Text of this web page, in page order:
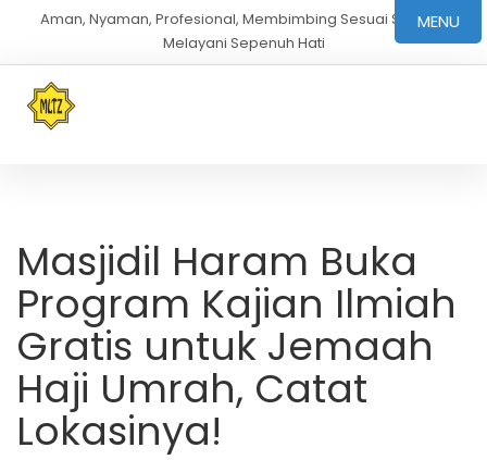
Aman, Nyaman, Profesional, Membimbing Sesuai Sunnah,
Melayani Sepenuh Hati
Masjidil Haram Buka
Program Kajian Ilmiah
Gratis untuk Jemaah
Haji Umrah, Catat
Lokasinya!
MENU